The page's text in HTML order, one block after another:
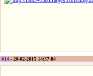
#14 - 20-02-2015 14:37:04